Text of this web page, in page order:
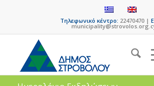
Τηλεφωνικό κέντρο: 22470470 |